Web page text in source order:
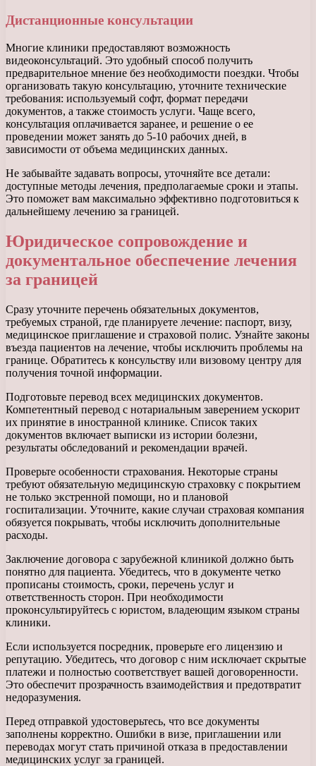
Дистанционные консультации
Многие клиники предоставляют возможность
видеоконсультаций. Это удобный способ получить
предварительное мнение без необходимости поездки. Чтобы
организовать такую консультацию, уточните технические
требования: используемый софт, формат передачи
документов, а также стоимость услуги. Чаще всего,
консультация оплачивается заранее, и решение о ее
проведении может занять до 5-10 рабочих дней, в
зависимости от объема медицинских данных.
Не забывайте задавать вопросы, уточняйте все детали:
доступные методы лечения, предполагаемые сроки и этапы.
Это поможет вам максимально эффективно подготовиться к
дальнейшему лечению за границей.
Юридическое сопровождение и
документальное обеспечение лечения
за границей
Сразу уточните перечень обязательных документов,
требуемых страной, где планируете лечение: паспорт, визу,
медицинское приглашение и страховой полис. Узнайте законы
въезда пациентов на лечение, чтобы исключить проблемы на
границе. Обратитесь к консульству или визовому центру для
получения точной информации.
Подготовьте перевод всех медицинских документов.
Компетентный перевод с нотариальным заверением ускорит
их принятие в иностранной клинике. Список таких
документов включает выписки из истории болезни,
результаты обследований и рекомендации врачей.
Проверьте особенности страхования. Некоторые страны
требуют обязательную медицинскую страховку с покрытием
не только экстренной помощи, но и плановой
госпитализации. Уточните, какие случаи страховая компания
обязуется покрывать, чтобы исключить дополнительные
расходы.
Заключение договора с зарубежной клиникой должно быть
понятно для пациента. Убедитесь, что в документе четко
прописаны стоимость, сроки, перечень услуг и
ответственность сторон. При необходимости
проконсультируйтесь с юристом, владеющим языком страны
клиники.
Если используется посредник, проверьте его лицензию и
репутацию. Убедитесь, что договор с ним исключает скрытые
платежи и полностью соответствует вашей договоренности.
Это обеспечит прозрачность взаимодействия и предотвратит
недоразумения.
Перед отправкой удостоверьтесь, что все документы
заполнены корректно. Ошибки в визе, приглашении или
переводах могут стать причиной отказа в предоставлении
медицинских услуг за границей.